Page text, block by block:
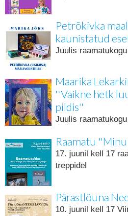
Petrõkivka
kaunistatud
Juulis
Maarika
''Vaikne hetk
pildis''
Juulis
Raamatu
17. juunil kell 17
treppidel
Pärastlõuna
10. juunil kell 17